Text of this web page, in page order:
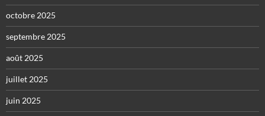
octobre 2025
septembre 2025
août 2025
juillet 2025
juin 2025